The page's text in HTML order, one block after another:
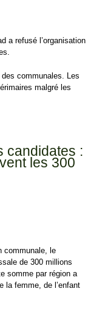
a refusé l’organisation
communales. Les
malgré les
candidates :
les 300
communale, le
de 300 millions
somme par région a
la femme, de l’enfant